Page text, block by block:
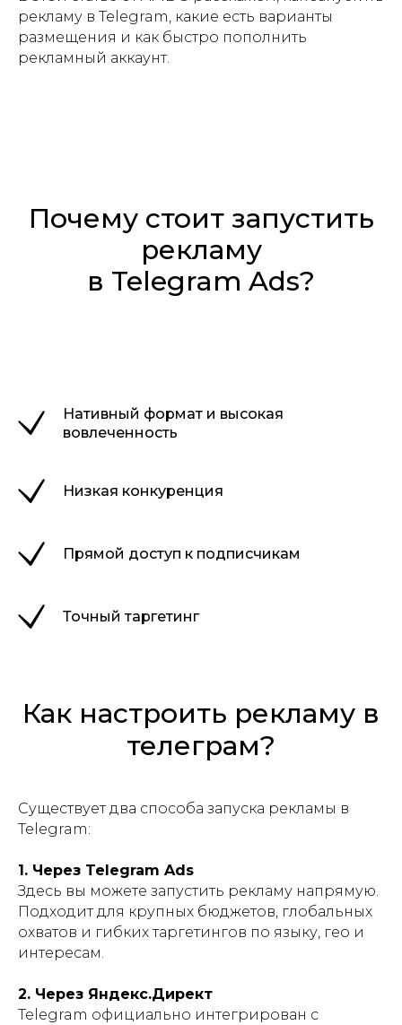
рекламу в Telegram, какие есть варианты
размещения и как быстро пополнить
рекламный аккаунт.
Почему стоит запустить
рекламу
в Telegram Ads?
Нативный формат и высокая
вовлеченность
Низкая конкуренция
Прямой доступ к подписчикам
Точный таргетинг
Как настроить рекламу в
телеграм?
Существует два способа запуска рекламы в
Telegram:
1. Через Telegram Ads
Здесь вы можете запустить рекламу напрямую.
Подходит для крупных бюджетов, глобальных
охватов и гибких таргетингов по языку, гео и
интересам.
2. Через Яндекс.Директ
Telegram официально интегрирован с